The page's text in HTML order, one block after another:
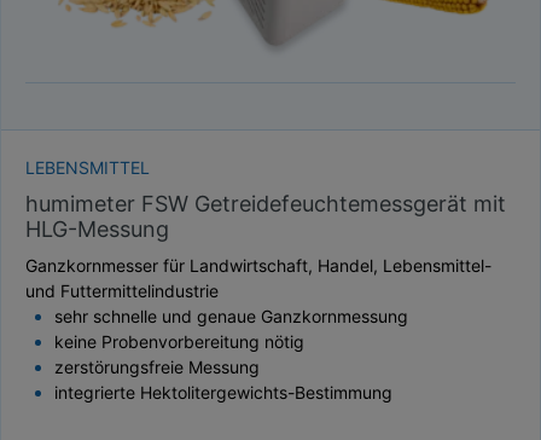
LEBENSMITTEL
humimeter FSW Getreidefeuchtemessgerät mit
HLG-Messung
Ganzkornmesser für Landwirtschaft, Handel, Lebensmittel-
und Futtermittelindustrie
sehr schnelle und genaue Ganzkornmessung
keine Probenvorbereitung nötig
zerstörungsfreie Messung
integrierte Hektolitergewichts-Bestimmung